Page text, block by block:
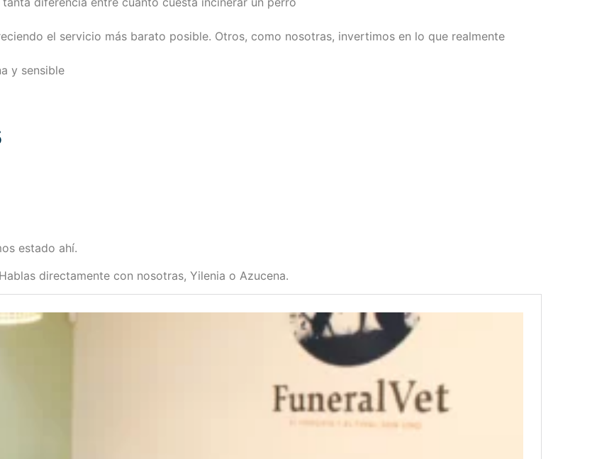
el servicio más barato posible. Otros, como nosotras, invertimos en lo que realmente
y sensible
estado ahí.
directamente con nosotras, Yilenia o Azucena.